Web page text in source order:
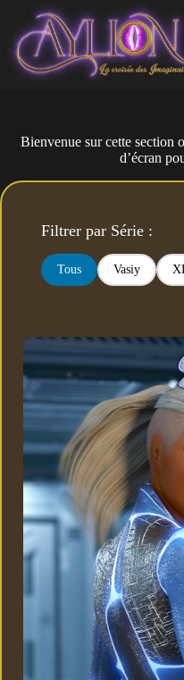
contenu
Bienvenue sur cette section
d’écran
Filtrer par Série :
Tous Vasiy